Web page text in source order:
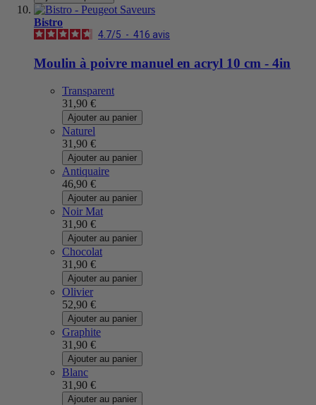
Bistro
4.7/5 - 416 avis
Moulin à poivre manuel en acryl 10 cm - 4in
Transparent
31,90 €
Ajouter au panier
Naturel
31,90 €
Ajouter au panier
Antiquaire
46,90 €
Ajouter au panier
Noir Mat
31,90 €
Ajouter au panier
Chocolat
31,90 €
Ajouter au panier
Olivier
52,90 €
Ajouter au panier
Graphite
31,90 €
Ajouter au panier
Blanc
31,90 €
Ajouter au panier